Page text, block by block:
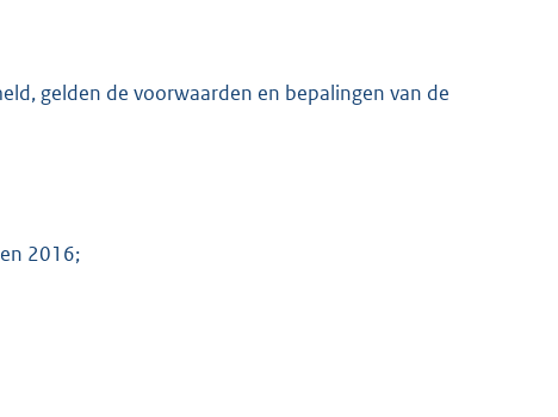
gelden de voorwaarden en bepalingen van de
2016;